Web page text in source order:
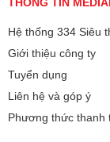
làm nóng nước
thống an toàn
cao cấp, bình
HDI giữ nhiệt
nước nóng ổn
Hệ thống 334 Siêu
Giới thiệu công ty
Tuyển dụng
Liên hệ và góp ý
Phương thức thanh